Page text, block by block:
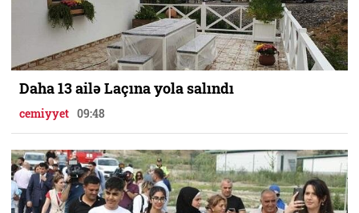
Daha 13 ailə Laçına yola salındı
cemiyyet 09:48